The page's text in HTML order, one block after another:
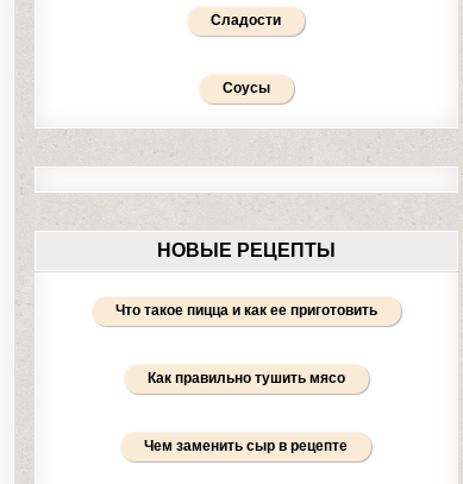
Сладости
Соусы
НОВЫЕ РЕЦЕПТЫ
Что такое пицца и как ее приготовить
Как правильно тушить мясо
Чем заменить сыр в рецепте